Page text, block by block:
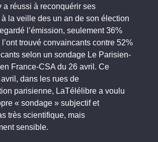
a réussi à reconquérir ses
la veille des un an de son élection
l’émission, seulement 36%
trouvé convaincants contre 52%
selon un sondage Le Parisien-
France-CSA du 26 avril. Ce
dans les rues de
parisienne, LaTélélibre a voulu
« sondage » subjectif et
très scientifique, mais
sensible.